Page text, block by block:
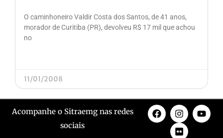
O caminhoneiro Valdir Costa dos Santos, de 41 anos,
morador de Curitiba (PR), devolveu R$ 17 mil que achou
no
11/01/2008
Acompanhe o Sitraemg nas redes
sociais